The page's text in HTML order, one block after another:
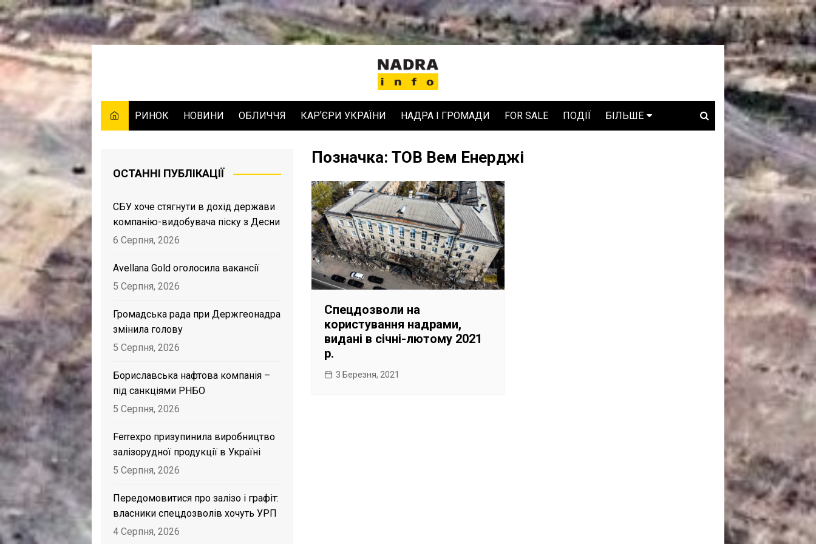
Skip
to
РИНОК НОВИНИ ОБЛИЧЧЯ КАРʼЄРИ УКРАЇНИ НАДРА І ГРОМАДИ FOR SALE ПОДІЇ БІЛЬШЕ
Позначка:ТОВ Вем Енерджі
Спецдозволи на
користування надрами,
видані в січні-лютому 2021
р.
3 Березня, 2021
ОСТАННІ ПУБЛІКАЦІЇ
СБУ хоче стягнути в дохід держави
компанію-видобувача піску з Десни
6 Серпня, 2026
Avellana Gold оголосила вакансії
5 Серпня, 2026
Громадська рада при Держгеонадра
змінила голову
5 Серпня, 2026
Бориславська нафтова компанія –
під санкціями РНБО
5 Серпня, 2026
Ferrexpo призупинила виробництво
залізорудної продукції в Україні
5 Серпня, 2026
Передомовитися про залізо і графіт:
власники спецдозволів хочуть УРП
4 Серпня, 2026